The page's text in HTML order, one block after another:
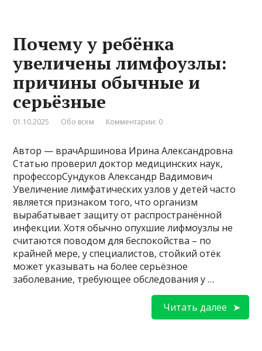
Почему у ребёнка
увеличены лимфоузлы:
причины обычные и
серьёзные
01.10.2025 Обо всем Комментарии: 0
Автор — врачАршинова Ирина Александровна
Статью проверил доктор медицинских наук,
профессорСундуков Александр Вадимович
Увеличение лимфатических узлов у детей часто
является признаком того, что организм
вырабатывает защиту от распространённой
инфекции. Хотя обычно опухшие лифмоузлы не
считаются поводом для беспокойства – по
крайней мере, у специалистов, стойкий отёк
может указывать на более серьёзное
заболевание, требующее обследования у …
Читать далее